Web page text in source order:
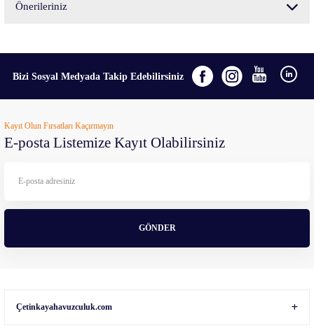
Önerileriniz
Görüş ve önerileriniz için teşekkür ederiz.
Ürün açıklamasında eksik bilgiler bulunuyor.
Ürün fiyatı diğer sitelerden daha pahalı.
Bizi Sosyal Medyada Takip Edebilirsiniz
Kayıt Olun Fırsatları Kaçırmayın
E-posta Listemize Kayıt Olabilirsiniz
GÖNDER
Çetinkayahavuzculuk.com